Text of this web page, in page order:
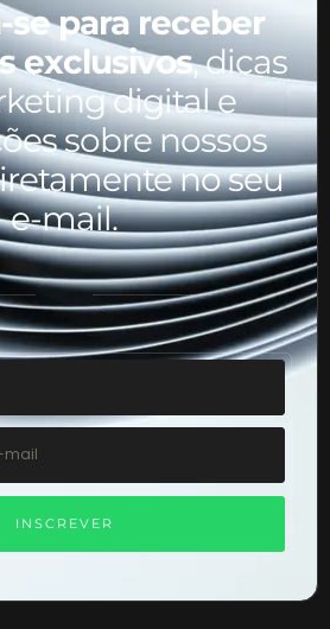
se para receber
exclusivos, dicas
digital e
sobre nossos
no seu
e-mail.
INSCREVER